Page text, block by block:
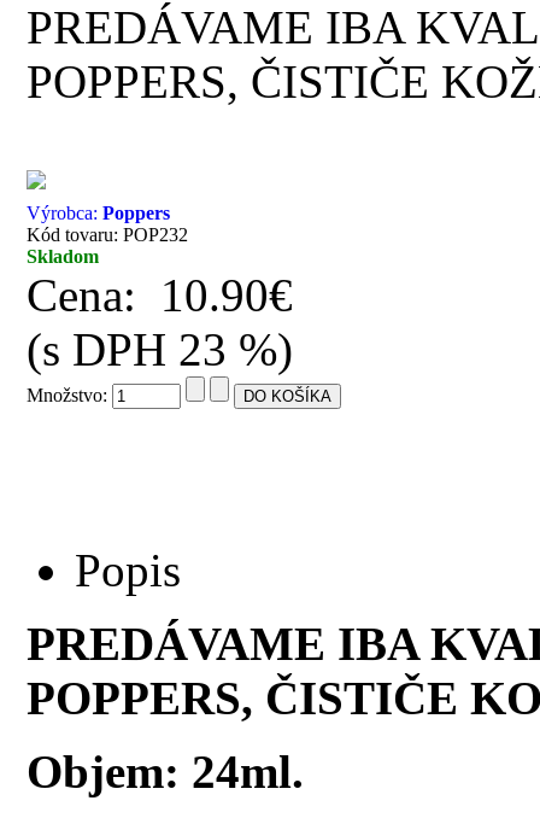
PREDÁVAME IBA
POPPERS, ČISTIČE
Výrobca:Poppers
Kód tovaru: POP232
Skladom
Cena:
10.90€
(s DPH 23 %)
Množstvo:
Popis
PREDÁVAME IBA
POPPERS, ČISTIČE
Objem: 24ml.